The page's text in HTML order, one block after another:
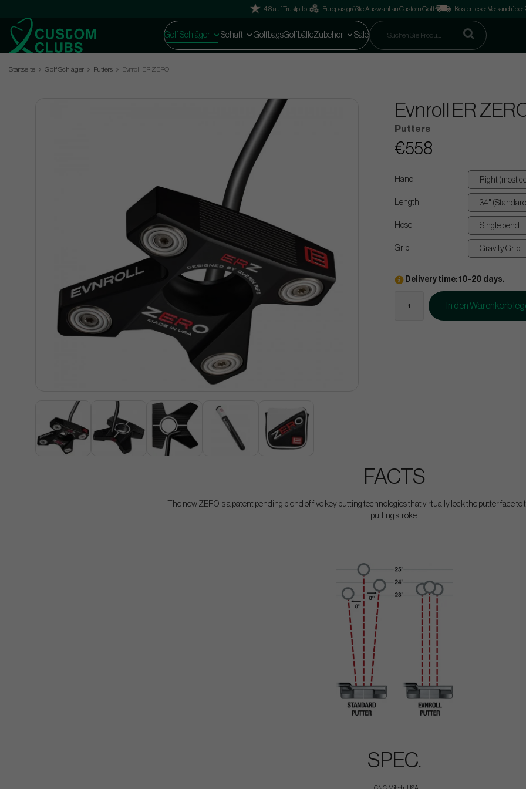
4.8 auf Trustpilot Europas größte Auswahl an Custom Golf Kostenloser Versand über
Golf Schläger Schaft GolfbagsGolfbälleZubehör Sale
Startseite Golf Schläger Putters Evnroll ER ZERO
Evnroll ER
Putters
€558
Hand
Length
Hosel
Grip
Delivery time: 10-20 days.
In den Warenkorb
FACTS
The new ZERO is a patent pending blend of five key putting technologies that virtually lock the putter face
putting stroke.
SPEC.